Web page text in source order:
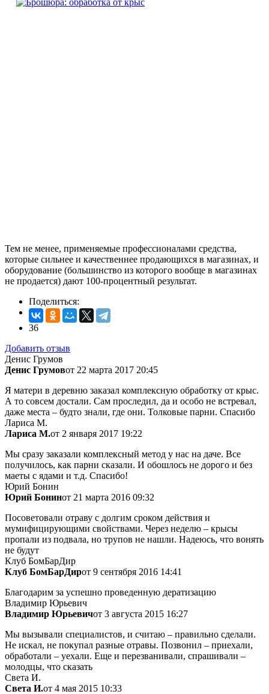
Тем не менее, применяемые профессионалами средства,
которые сильнее и качественнее продающихся в магазинах, и
оборудование (большинство из которого вообще в магазинах
не продается) дают 100-процентный результат.
Поделиться:
36
Добавить отзыв
Денис Грумов
Денис Грумовот 22 марта 2017 20:45
Я матери в деревню заказал комплексную обработку от крыс.
А то совсем достали. Сам проследил, да и особо не встревал,
даже места – будто знали, где они. Толковые парни. Спасибо
Лариса М.
Лариса М.от 2 января 2017 19:22
Мы сразу заказали комплексный метод у нас на даче. Все
получилось, как парни сказали. И обошлось не дорого и без
маеты с ядами и т.д. Спасибо!
Юрий Бонин
Юрий Бонинот 21 марта 2016 09:32
Посоветовали отраву с долгим сроком действия и
мумифицирующими свойствами. Через неделю – крысы
пропали из подвала, но трупов не нашли. Надеюсь, что вонять
не будут
Клуб БомБарДир
Клуб БомБарДирот 9 сентября 2016 14:41
Благодарим за успешно проведенную дератизацию
Владимир Юрьевич
Владимир Юрьевичот 3 августа 2015 16:27
Мы вызывали специалистов, и считаю – правильно сделали.
Не искал, не покупал разные отравы. Позвонил – приехали,
обработали – уехали. Еще и перезванивали, спрашивали –
молодцы, что сказать
Света И.
Света И.от 4 мая 2015 10:33